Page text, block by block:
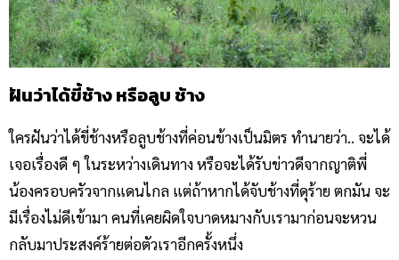
ฝันว่าได้ขี้ช้าง หรือลูบ ช้าง
ใครฝันว่าได้ขี่ช้างหรือลูบช้างที่ค่อนข้างเป็นมิตร ทำนายว่า.. จะได้
เจอเรื่องดี ๆ ในระหว่างเดินทาง หรือจะได้รับข่าวดีจากญาติพี่
น้องครอบครัวจากแดนไกล แต่ถ้าหากได้จับช้างที่ดุร้าย ตกมัน จะ
มีเรื่องไม่ดีเข้ามา คนที่เคยผิดใจบาดหมางกับเรามาก่อนจะหวน
กลับมาประสงค์ร้ายต่อตัวเราอีกครั้งหนึ่ง